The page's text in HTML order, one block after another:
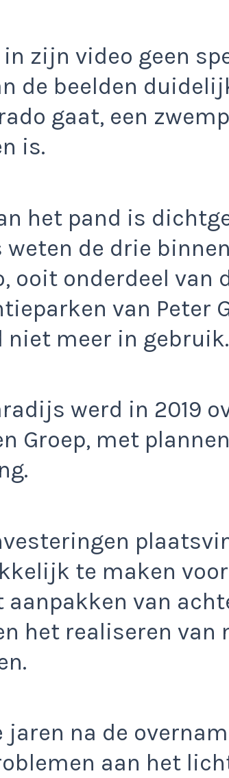
in zijn video geen
de beelden
gaat, een
is.
het pand is
weten de drie
ooit onderdeel van
van Peter
meer in gebruik.
werd in 2019
Groep, met
te maken
aanpakken van
het realiseren van
jaren na de
aan het